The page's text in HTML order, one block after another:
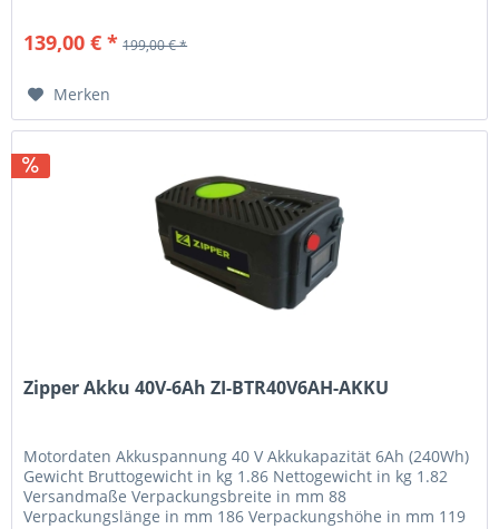
139,00 € * 199,00 € *
Merken
Zipper Akku 40V-6Ah ZI-BTR40V6AH-AKKU
Motordaten Akkuspannung 40 V Akkukapazität 6Ah (240Wh)
Gewicht Bruttogewicht in kg 1.86 Nettogewicht in kg 1.82
Versandmaße Verpackungsbreite in mm 88
Verpackungslänge in mm 186 Verpackungshöhe in mm 119